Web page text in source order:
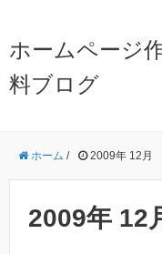
ホームページ
料ブログ
ホーム / 2009年 12月
2009年 12